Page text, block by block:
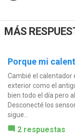
MÁS
Porque mi
Cambié el calentador
exterior como el
bien todo el día pero
Desconecté los
sigue...
2 respuestas